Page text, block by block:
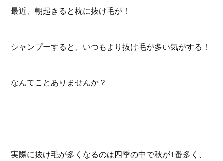
最近、朝起きると枕に抜け毛が！
シャンプーすると、いつもより抜け毛が多い気がする！
なんてことありませんか？
実際に抜け毛が多くなるのは四季の中で秋が1番多く、